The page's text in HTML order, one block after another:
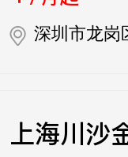
深圳市龙岗
上海川沙